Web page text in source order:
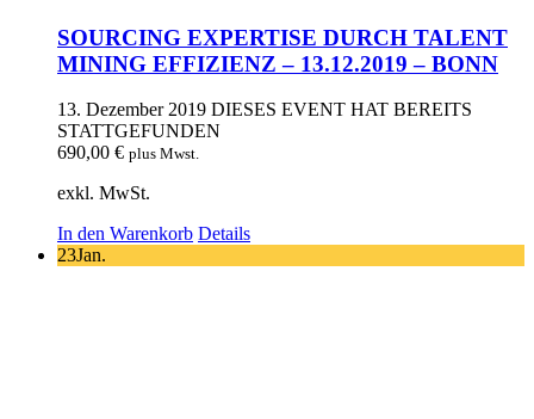
SOURCING EXPERTISE DURCH TALENT
MINING EFFIZIENZ – 13.12.2019 – BONN
13. Dezember 2019 DIESES EVENT HAT BEREITS
STATTGEFUNDEN
690,00 € plus Mwst.
exkl. MwSt.
In den Warenkorb Details
23Jan.